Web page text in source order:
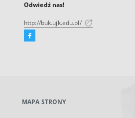
Odwiedź nas!
http://buk.ujk.edu.pl/
Facebook
karcie
MAPA STRONY